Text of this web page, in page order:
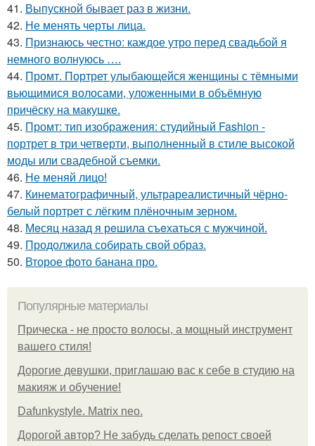
41. Выпускной бывает раз в жизни.
42. Не менять черты лица.
43. Признаюсь честно: каждое утро перед свадьбой я
немного волнуюсь ….
44. Промт. Портрет улыбающейся женщины с тёмными
вьющимися волосами, уложенными в объёмную
причёску на макушке.
45. Промт: тип изображения: студийный Fashion -
портрет в три четверти, выполненный в стиле высокой
моды или свадебной съемки.
46. Не меняй лицо!
47. Кинематографичный, ультрареалистичный чёрно-
белый портрет с лёгким плёночным зерном.
48. Мeсяц назад я рeшила съeхаться с мужчиной.
49. Продолжила собирать свой образ.
50. Второе фото банана про.
Популярные материалы
Прическа - не просто волосы, а мощный инструмент
вашего стиля!
Дорогие девушки, приглашаю вас к себе в студию на
макияж и обучение!
Dafunkystyle. Matrix neo.
Дорогой автор? Не забудь сделать репост своей